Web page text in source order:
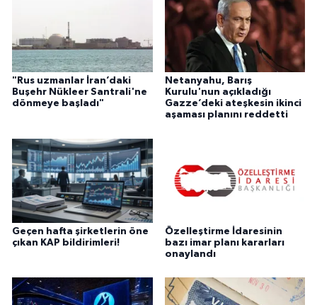
"Rus uzmanlar İran’daki
Buşehr Nükleer Santrali'ne
dönmeye başladı"
Netanyahu, Barış
Kurulu'nun açıkladığı
Gazze’deki ateşkesin ikinci
aşaması planını reddetti
Geçen hafta şirketlerin öne
çıkan KAP bildirimleri!
Özelleştirme İdaresinin
bazı imar planı kararları
onaylandı